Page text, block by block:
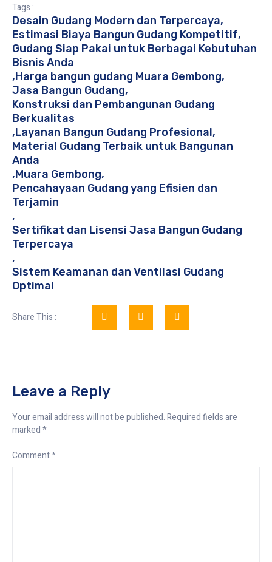
Tags :
Desain Gudang Modern dan Terpercaya,
Estimasi Biaya Bangun Gudang Kompetitif,
Gudang Siap Pakai untuk Berbagai Kebutuhan
Bisnis Anda
,Harga bangun gudang Muara Gembong,
Jasa Bangun Gudang,
Konstruksi dan Pembangunan Gudang
Berkualitas
,Layanan Bangun Gudang Profesional,
Material Gudang Terbaik untuk Bangunan
Anda
,Muara Gembong,
Pencahayaan Gudang yang Efisien dan
Terjamin
,
Sertifikat dan Lisensi Jasa Bangun Gudang
Terpercaya
,
Sistem Keamanan dan Ventilasi Gudang
Optimal
Share This :
Leave a Reply
Your email address will not be published.Required fields are
marked*
Comment*